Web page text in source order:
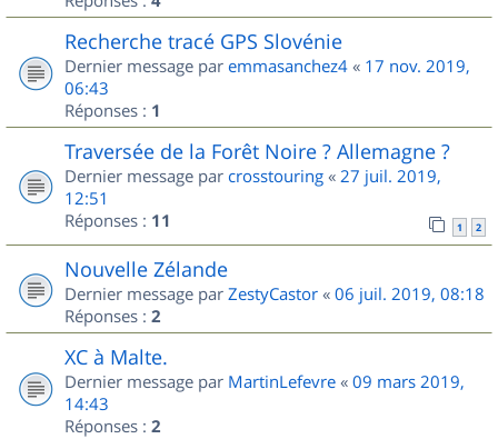
Recherche tracé GPS Slovénie
Dernier message par emmasanchez4 « 17 nov. 2019,
06:43
Réponses : 1
Traversée de la Forêt Noire ? Allemagne ?
Dernier message par crosstouring « 27 juil. 2019,
12:51
Réponses : 11 1 2
Nouvelle Zélande
Dernier message par ZestyCastor « 06 juil. 2019, 08:18
Réponses : 2
XC à Malte.
Dernier message par MartinLefevre « 09 mars 2019,
14:43
Réponses : 2